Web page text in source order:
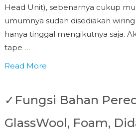
Head Unit), sebenarnya cukup
umumnya sudah disediakan
hanya tinggal mengikutnya saja.
tape …
Read More
✓Fungsi Bahan
GlassWool, Foam,